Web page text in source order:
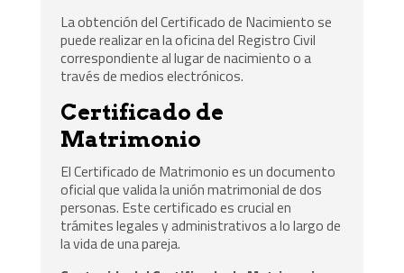
La obtención del Certificado de Nacimiento se
puede realizar en la oficina del Registro Civil
correspondiente al lugar de nacimiento o a
través de medios electrónicos.
Certificado de
Matrimonio
El Certificado de Matrimonio es un documento
oficial que valida la unión matrimonial de dos
personas. Este certificado es crucial en
trámites legales y administrativos a lo largo de
la vida de una pareja.